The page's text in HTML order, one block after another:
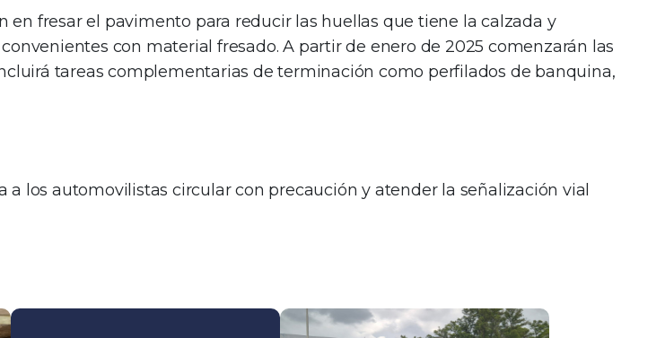
fresar el pavimento para reducir las huellas que tiene la calzada y
con material fresado. A partir de enero de 2025 comenzarán las
tareas complementarias de terminación como perfilados de banquina,
los automovilistas circular con precaución y atender la señalización vial